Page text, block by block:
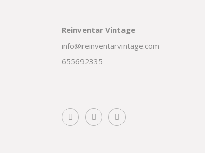
Reinventar Vintage
info@reinventarvintage.com
655692335